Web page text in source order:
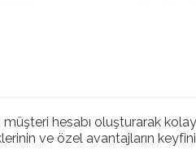
hesabı oluşturarak
ve özel avantajların keyfini